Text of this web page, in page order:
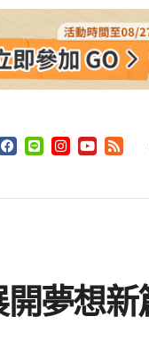
夢想新